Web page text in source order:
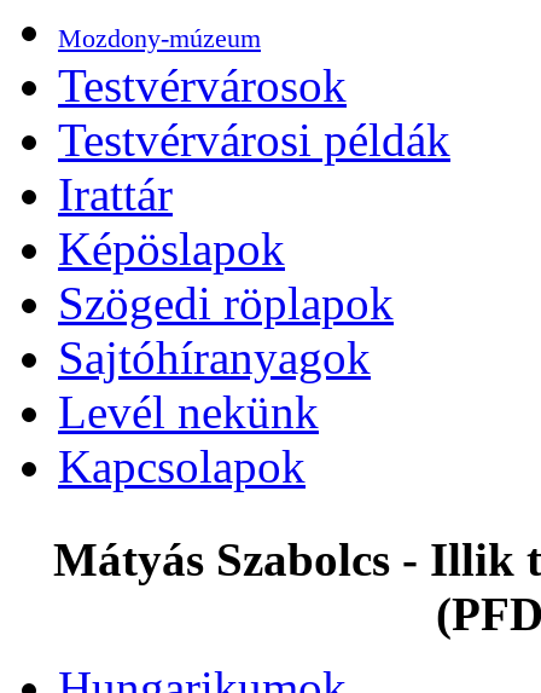
Mozdony-múzeum
Testvérvárosok
Testvérvárosi példák
Irattár
Képöslapok
Szögedi röplapok
Sajtóhíranyagok
Levél nekünk
Kapcsolapok
Mátyás Szabolcs - Illik